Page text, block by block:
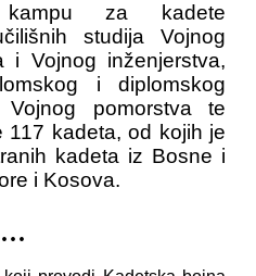
za kadete
studija Vojnog
i Vojnog inženjerstva,
i diplomskog
Vojnog pomorstva te
117 kadeta, od kojih je
kadeta iz Bosne i
i Kosova.
...